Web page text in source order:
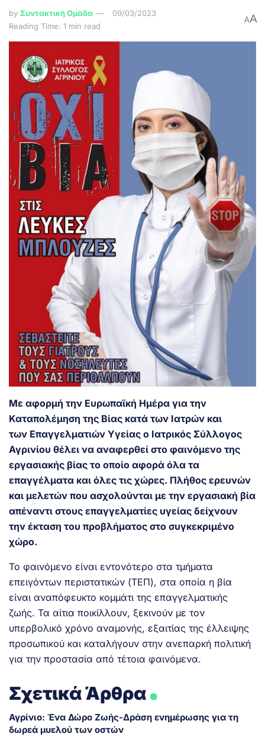
by Συντακτική Ομάδα
09/03/2023
Reading Time: 1 min read
AA
Με αφορμή την Ευρωπαϊκή Ημέρα για την
Καταπολέμηση της Βίας κατά των Ιατρών και
των Επαγγελματιών Υγείας ο Ιατρικός Σύλλογος
Αγρινίου θέλει να αναφερθεί στο φαινόμενο της
εργασιακής βίας το οποίο αφορά όλα τα
επαγγέλματα και όλες τις χώρες. Πλήθος ερευνών
και μελετών που ασχολούνται με την εργασιακή βία
απέναντι στους επαγγελματίες υγείας δείχνουν
την έκταση του προβλήματος στο συγκεκριμένο
χώρο.
Το φαινόμενο είναι εντονότερο στα τμήματα
επειγόντων περιστατικών (ΤΕΠ), στα οποία η βία
είναι αναπόφευκτο κομμάτι της επαγγελματικής
ζωής. Τα αίτια ποικίλλουν, ξεκινούν με τον
υπερβολικό χρόνο αναμονής, εξαιτίας της έλλειψης
προσωπικού και καταλήγουν στην ανεπαρκή πολιτική
για την προστασία από τέτοια φαινόμενα.
Σχετικά Άρθρα.
Αγρίνιο: Ένα Δώρο Ζωής-Δράση ενημέρωσης για τη
δωρεά μυελού των οστών